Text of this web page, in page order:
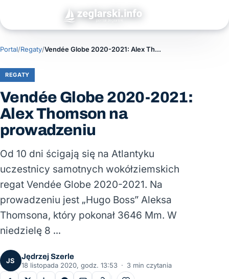
Portal/Regaty/ Vendée Globe 2020-2021: Alex Thomson na prowadzeniu
REGATY
Vendée Globe 2020-2021:
Alex Thomson na
prowadzeniu
Od 10 dni ścigają się na Atlantyku
uczestnicy samotnych wokółziemskich
regat Vendée Globe 2020-2021. Na
prowadzeniu jest „Hugo Boss” Aleksa
Thomsona, który pokonał 3646 Mm. W
niedzielę 8 …
JS
Jędrzej Szerle
18 listopada 2020, godz. 13:53 · 3 min czytania